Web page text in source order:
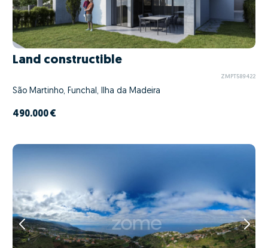
Land constructible
ZMPT589422
São Martinho, Funchal, Ilha da Madeira
490.000 €